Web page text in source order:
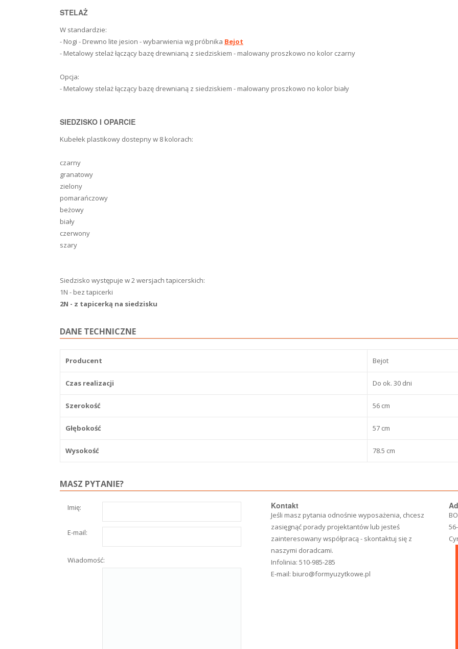
STELAŻ
W standardzie:
- Nogi - Drewno lite jesion - wybarwienia wg próbnika Bejot
- Metalowy stelaż łączący bazę drewnianą z siedziskiem - malowany proszkowo no kolor czarny
Opcja:
- Metalowy stelaż łączący bazę drewnianą z siedziskiem - malowany proszkowo no kolor biały
SIEDZISKO I OPARCIE
Kubełek plastikowy dostepny w 8 kolorach:
czarny
granatowy
zielony
pomarańczowy
beżowy
biały
czerwony
szary
Siedzisko występuje w 2 wersjach tapicerskich:
1N - bez tapicerki
2N - z tapicerką na siedzisku
DANE TECHNICZNE
Producent Bejot
Czas realizacji Do ok. 30 dni
Szerokość 56 cm
Głębokość 57 cm
Wysokość 78.5 cm
MASZ PYTANIE?
Imię:
E-mail:
Wiadomość:
Kontakt
Jeśli masz pytania odnośnie wyposażenia, chcesz
zasięgnąć porady projektantów lub jesteś
zainteresowany współpracą - skontaktuj się z
naszymi doradcami.
Infolinia:510-985-285
E-mail: biuro@formyuzytkowe.pl